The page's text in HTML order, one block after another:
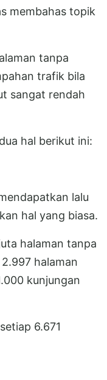
membahas topik
tanpa
trafik bila
sangat rendah
hal berikut ini:
lalu
hal yang biasa.
halaman tanpa
halaman
kunjungan
6.671